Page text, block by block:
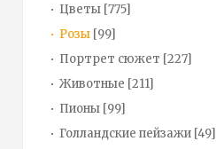
Цветы [775]
Розы [99]
Портрет сюжет [227]
Животные [211]
Пионы [99]
Голландские пейзажи [49]